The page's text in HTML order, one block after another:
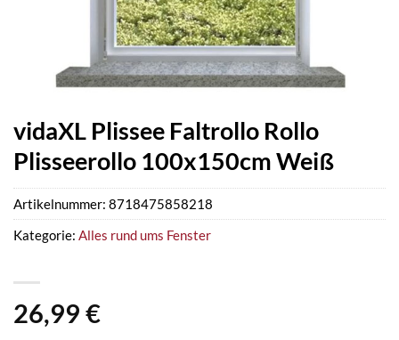
vidaXL Plissee Faltrollo Rollo
Plisseerollo 100x150cm Weiß
26,99 €
Artikelnummer: 8718475858218
Kategorie: Alles rund ums Fenster